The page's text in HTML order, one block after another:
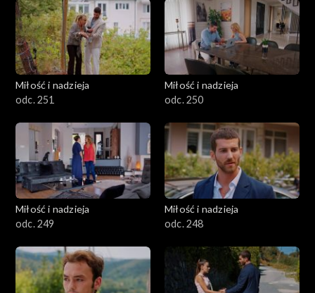
Miłość i nadzieja
odc. 251
Miłość i nadzieja
odc. 250
Miłość i nadzieja
odc. 249
Miłość i nadzieja
odc. 248